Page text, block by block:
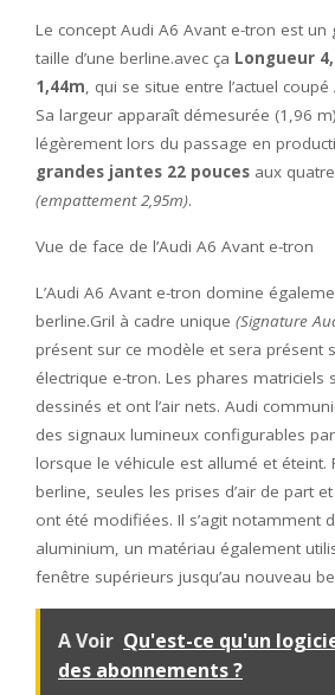
Le concept Audi A6 Avant e-tron est un
taille d’une berline.avec ça Longueur
1,44m, qui se situe entre l’actuel
Sa largeur apparaît démesurée (1,96
légèrement lors du passage en
grandes jantes 22 pouces aux
(empattement 2,95m).
Vue de face de l’Audi A6 Avant e-tron
L’Audi A6 Avant e-tron domine
berline.Gril à cadre unique (Signature
présent sur ce modèle et sera présent
électrique e-tron. Les phares
dessinés et ont l’air nets. Audi
des signaux lumineux configurables
lorsque le véhicule est allumé et éteint.
berline, seules les prises d’air de part
ont été modifiées. Il s’agit notamment
aluminium, un matériau également
fenêtre supérieurs jusqu’au nouveau
A Voir Qu'est-ce qu'un
des abonnements ?